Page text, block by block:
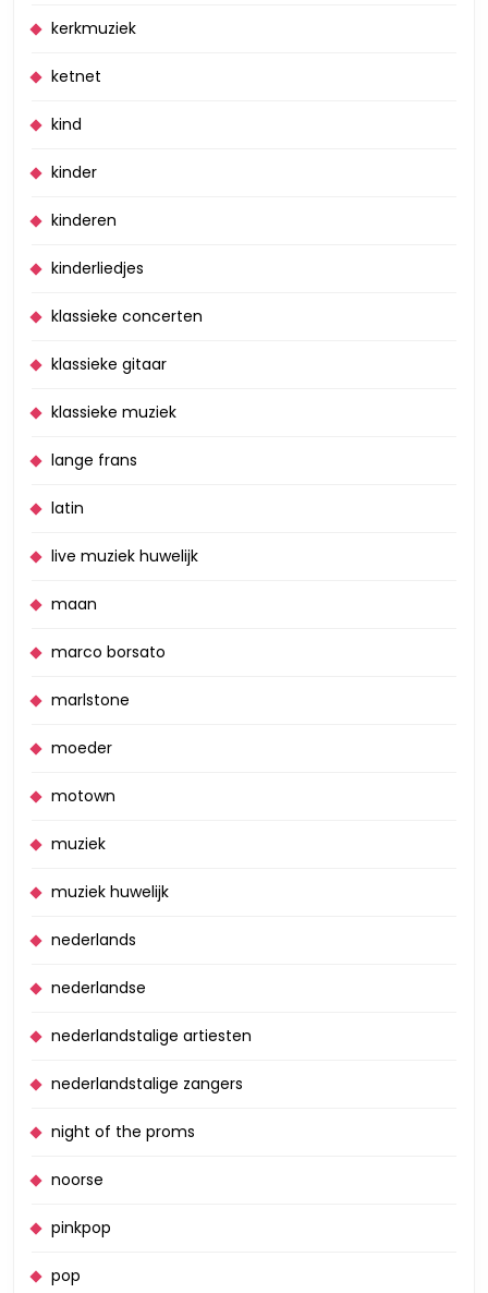
kerkmuziek
ketnet
kind
kinder
kinderen
kinderliedjes
klassieke concerten
klassieke gitaar
klassieke muziek
lange frans
latin
live muziek huwelijk
maan
marco borsato
marlstone
moeder
motown
muziek
muziek huwelijk
nederlands
nederlandse
nederlandstalige artiesten
nederlandstalige zangers
night of the proms
noorse
pinkpop
pop